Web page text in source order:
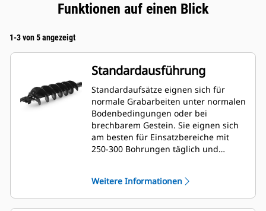
Funktionen auf einen Blick
1-3 von 5 angezeigt
Standardausführung
Standardaufsätze eignen sich für
normale Grabarbeiten unter normalen
Bodenbedingungen oder bei
brechbarem Gestein. Sie eignen sich
am besten für Einsatzbereiche mit
250-300 Bohrungen täglich und
Weitere Informationen